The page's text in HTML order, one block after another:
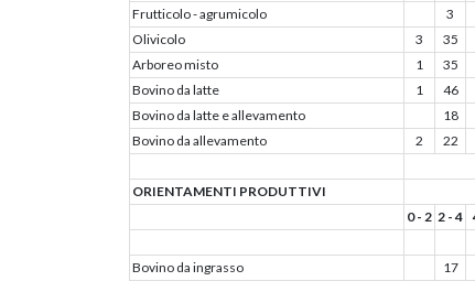
Frutticolo - agrumicolo
3
Olivicolo
3 35
Arboreo misto
1 35
Bovino da latte
1 46
Bovino da latte e allevamento
18
Bovino da allevamento
2 22
ORIENTAMENTI PRODUTTIVI
0 - 2 2 - 4
Bovino da ingrasso 17